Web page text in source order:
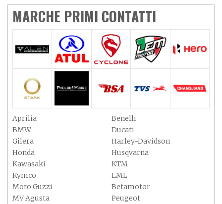
MARCHE PRIMI CONTATTI
Aprilia
Benelli
BMW
Ducati
Gilera
Harley-Davidson
Honda
Husqvarna
Kawasaki
KTM
Kymco
LML
Moto Guzzi
Betamotor
MV Agusta
Peugeot